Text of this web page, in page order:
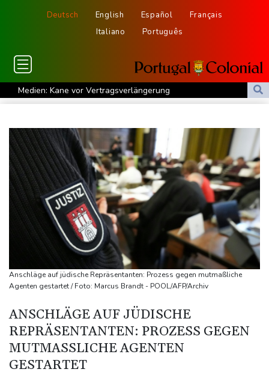
Deutsch English Español
Français
Italiano
Português
Medien: Kane vor Vertragsverlängerung
Erneut Waldbrand nahe Athen ausgebrochen - Waldbrand in
Linke befürchtet durch Regierungspolitik drastische Zunahme
von Armut
Schon fast 1000 Übergriffe: DB Regio kündigt Tonaufnahmen bei
Bodycams an
Drohnenabwehr an Flughäfen: Regierung weist Forderung nach
Bundeswehreinsatz zurück
Erste vertriebene syrische Kurden kehren in Gebiet an der
Grenze zur Türkei zurück
Explosion bei Böllerclub in Wohnhaus: Acht Verletzte in
Nordrhein-Westfalen
13 Tote und 75 Verletzte bei ukrainischem Drohnenangriff in
Zentralrussland
E-Mail-Anbieter: Weniger Spam im ersten Halbjahr - dafür aber
gezielter
Anschläge auf jüdische Repräsentanten: Prozess gegen mutmaßliche
Agenten gestartet / Foto: Marcus Brandt - POOL/AFP/Archiv
ANSCHLÄGE AUF JÜDISCHE
REPRÄSENTANTEN: PROZESS GEGEN
MUTMASSLICHE AGENTEN G
ESTARTET